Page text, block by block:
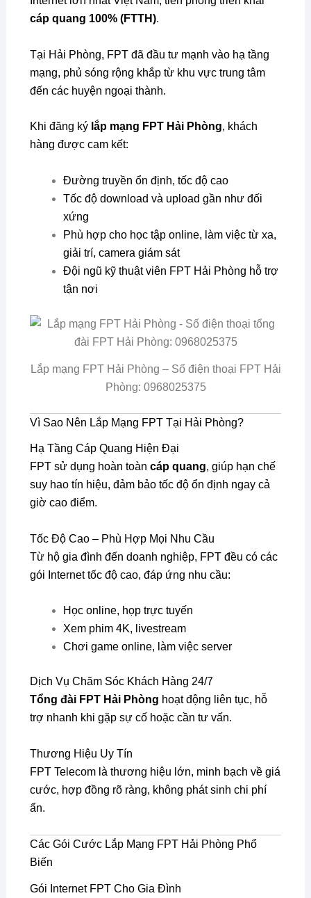
cáp quang 100% (FTTH).
Tại Hải Phòng, FPT đã đầu tư mạnh vào hạ tầng
mạng, phủ sóng rộng khắp từ khu vực trung tâm
đến các huyện ngoại thành.
Khi đăng ký lắp mạng FPT Hải Phòng, khách
hàng được cam kết:
Đường truyền ổn định, tốc độ cao
Tốc độ download và upload gần như đối
xứng
Phù hợp cho học tập online, làm việc từ xa,
giải trí, camera giám sát
Đội ngũ kỹ thuật viên FPT Hải Phòng hỗ trợ
tận nơi
Lắp mạng FPT Hải Phòng – Số điện thoại FPT Hải
Phòng: 0968025375
Vì Sao Nên Lắp Mạng FPT Tại Hải Phòng?
Hạ Tầng Cáp Quang Hiện Đại
FPT sử dụng hoàn toàn cáp quang, giúp hạn chế
suy hao tín hiệu, đảm bảo tốc độ ổn định ngay cả
giờ cao điểm.
Tốc Độ Cao – Phù Hợp Mọi Nhu Cầu
Từ hộ gia đình đến doanh nghiệp, FPT đều có các
gói Internet tốc độ cao, đáp ứng nhu cầu:
Học online, họp trực tuyến
Xem phim 4K, livestream
Chơi game online, làm việc server
Dịch Vụ Chăm Sóc Khách Hàng 24/7
Tổng đài FPT Hải Phòng hoạt động liên tục, hỗ
trợ nhanh khi gặp sự cố hoặc cần tư vấn.
Thương Hiệu Uy Tín
FPT Telecom là thương hiệu lớn, minh bạch về giá
cước, hợp đồng rõ ràng, không phát sinh chi phí
ẩn.
Các Gói Cước Lắp Mạng FPT Hải Phòng Phổ
Biến
Gói Internet FPT Cho Gia Đình